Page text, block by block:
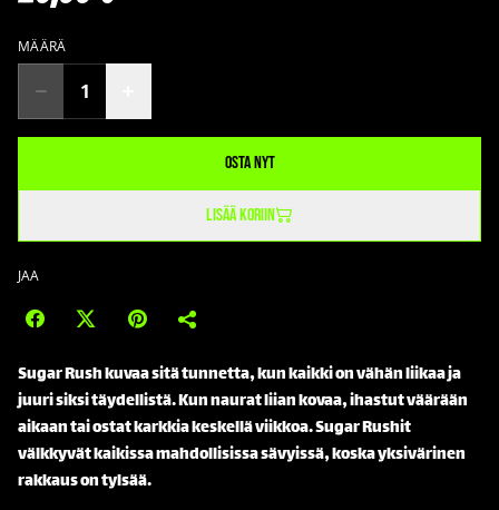
MÄÄRÄ
Osta nyt
Lisää koriin
JAA
Sugar Rush kuvaa sitä tunnetta, kun kaikki on vähän liikaa ja
juuri siksi täydellistä. Kun naurat liian kovaa, ihastut väärään
aikaan tai ostat karkkia keskellä viikkoa. Sugar Rushit
välkkyvät kaikissa mahdollisissa sävyissä, koska yksivärinen
rakkaus on tylsää.